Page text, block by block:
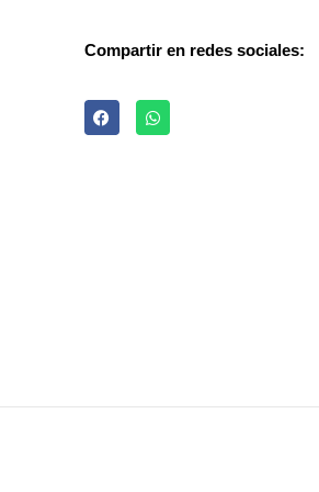
Compartir en redes sociales: